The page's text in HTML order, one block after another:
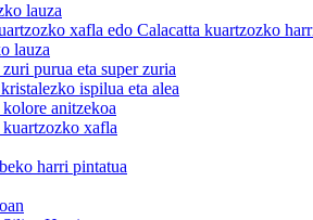
lauza
xafla edo Calacatta kuartzozko
lauza
purua eta super zuria
ispilua eta alea
anitzekoa
xafla
harri pintatua